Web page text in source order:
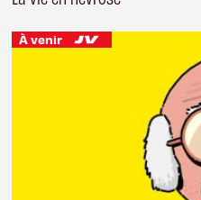
À venir